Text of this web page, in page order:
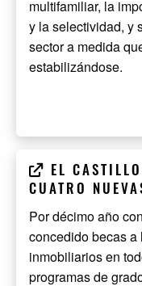
multifamiliar, la
y la selectividad, y
sector a medida
estabilizándose.
EL
CUATRO
Por décimo año
concedido becas
inmobiliarios en
programas de